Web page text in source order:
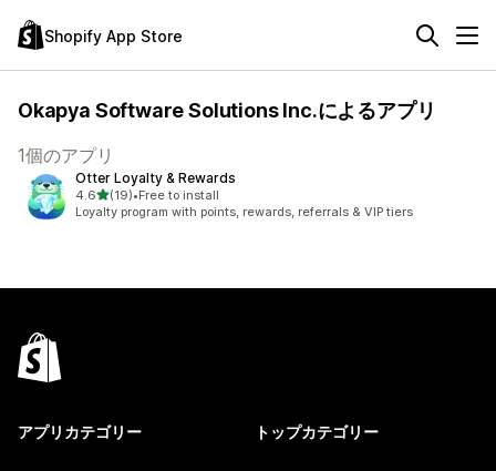
Shopify App Store
Okapya Software Solutions Inc.によるアプリ
1個のアプリ
Otter Loyalty & Rewards
4.65つ星中
(19)
合計レビュー数：19件
•Free to install
Loyalty program with points, rewards, referrals & VIP tiers
アプリカテゴリー トップカテゴリー